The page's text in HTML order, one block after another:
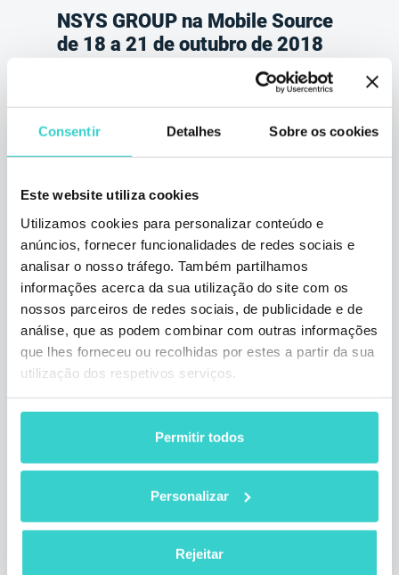
Consentir Detalhes Sobre os cookies
Este website utiliza cookies
Utilizamos cookies para personalizar conteúdo e
anúncios, fornecer funcionalidades de redes sociais e
analisar o nosso tráfego. Também partilhamos
informações acerca da sua utilização do site com os
nossos parceiros de redes sociais, de publicidade e de
análise, que as podem combinar com outras informações
que lhes forneceu ou recolhidas por estes a partir da sua
utilização dos respetivos serviços.
Permitir todos
Personalizar
Rejeitar
NSYS GROUP na Mobile Source
de 18 a 21 de outubro de 2018
quinta-feira 25 outubro 2018
Neste mês de outubro, a NSYS GROUP foi
participação em uma exposição em Hong
Kong e tivemos muitas oportunidades de
expandir nossa rede de parceiros fortes.
3 min de leitura
NSYS Group na Global Sources
quinta-feira 18 outubro 2018
NSYS Group Team